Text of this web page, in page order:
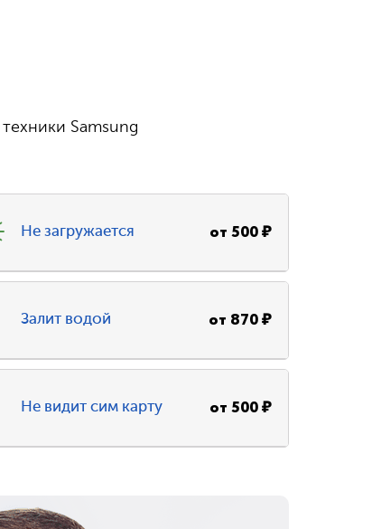
Samsung
Не загружается от500₽
Залит водой от 870₽
Не видит сим карту от500₽